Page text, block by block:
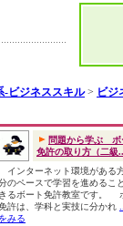
-ビジネススキル> ビジ
問題から学ぶ ボ
免許の取り方（二級
インターネット環境がある
のペースで学習を進めるこ
きるボート免許教室です。
許は、学科と実技に分かれ
をみる